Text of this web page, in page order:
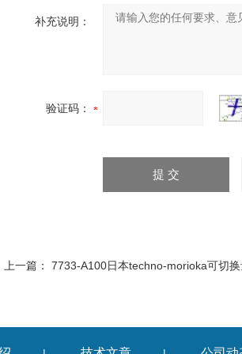
补充说明：
验证码：
上一篇： 7733-A100日本techno-morioka可切换量程的水质